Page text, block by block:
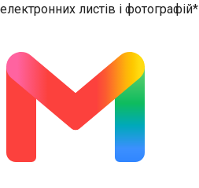
електронних листів і фотографій*